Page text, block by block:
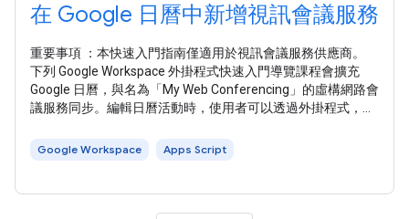
在 Google 日曆中新增視訊會議服務
重要事項 ：本快速入門指南僅適用於視訊會議服務供應商。
下列 Google Workspace 外掛程式快速入門導覽課程會擴充
Google 日曆，與名為「My Web Conferencing」的虛構網路會
議服務同步。編輯日曆活動時，使用者可以透過外掛程式，在
示會議建立和活動同步功能，但必須先將其連線至會議解決方
Google Workspace Apps Script